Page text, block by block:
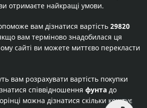
отримаєте найкращі умови.
вам дізнатися вартість 29820
вам терміново знадобилася ця
сайті ви можете миттєво перекласти
вам розрахувати вартість покупки
співвідношення фунта до
можна дізнатися скільки коштує